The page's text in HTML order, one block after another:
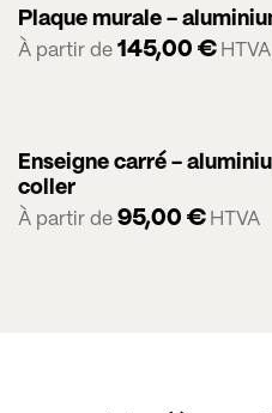
Plaque murale -
À partir de 145,00 € HTVA
Enseigne carré -
coller
À partir de 95,00 € HTVA